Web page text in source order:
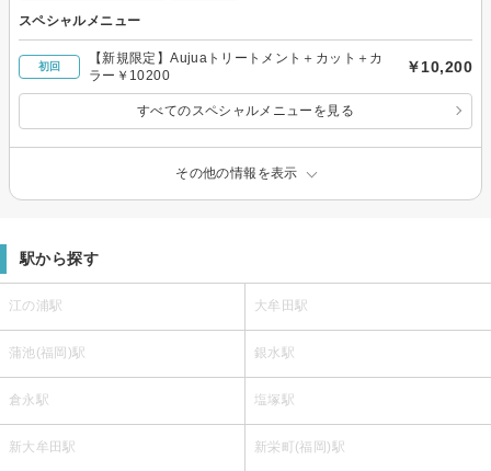
スペシャルメニュー
初回
【新規限定】Aujuaトリートメント＋カット＋カ
ラー￥10200
￥10,200
すべてのスペシャルメニューを見る
その他の情報を表示
駅から探す
江の浦駅 大牟田駅
蒲池(福岡)駅 銀水駅
倉永駅 塩塚駅
新大牟田駅 新栄町(福岡)駅